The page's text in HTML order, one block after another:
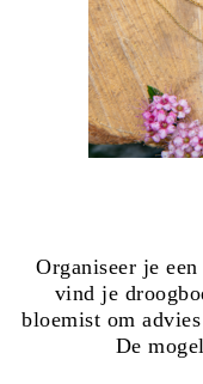
Organiseer je
vind je
bloemist om
De